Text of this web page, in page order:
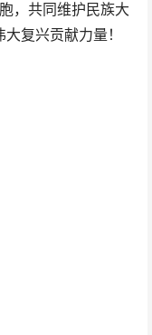
共同维护民族大
复兴贡献力量！